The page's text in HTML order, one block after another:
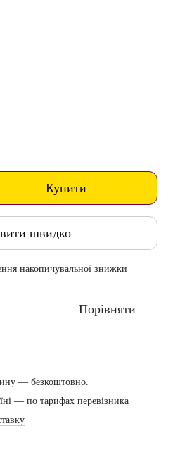
Купити
швидко
накопичувальної знижки
Порівняти
— безкоштовно.
— по тарифах перевізника